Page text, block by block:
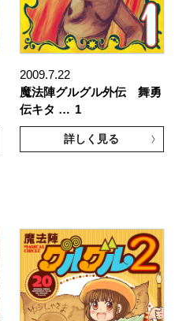
2009.7.22
魔法陣グルグル外伝 舞勇
伝キタ … 1
詳しく見る